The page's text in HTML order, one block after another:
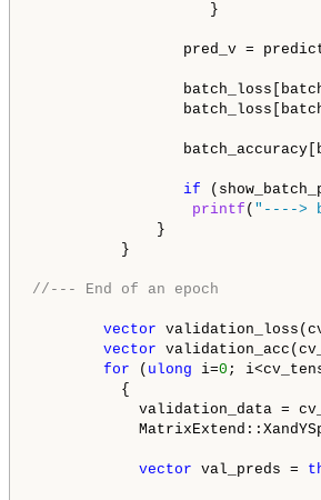
}
pred_v =
batch_loss[batch] =
batch_accuracy[batch] =
if
printf ( "---->
}
}
//--- End of an epoch
vector
vector
for ( ulong i=0 ;
{
validation_data =
vector val_preds =